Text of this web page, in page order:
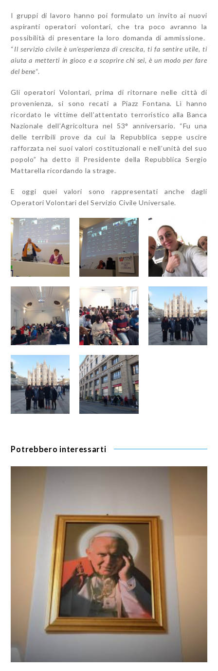
I gruppi di lavoro hanno poi formulato un invito ai nuovi
aspiranti operatori volontari, che tra poco avranno la
possibilità di presentare la loro domanda di ammissione.
“Il servizio civile è un’esperienza di crescita, ti fa sentire utile, ti
aiuta a metterti in gioco e a scoprire chi sei, è un modo per fare
del bene“.
Gli operatori Volontari, prima di ritornare nelle città di
provenienza, si sono recati a Piazz Fontana. Lì hanno
ricordato le vittime dell’attentato terroristico alla Banca
Nazionale dell’Agricoltura nel 53° anniversario. “Fu una
delle terribili prove da cui la Repubblica seppe uscire
rafforzata nei suoi valori costituzionali e nell’unità del suo
popolo” ha detto il Presidente della Repubblica Sergio
Mattarella ricordando la strage.
E oggi quei valori sono rappresentati anche dagli
Operatori Volontari del Servizio Civile Universale.
Potrebbero interessarti